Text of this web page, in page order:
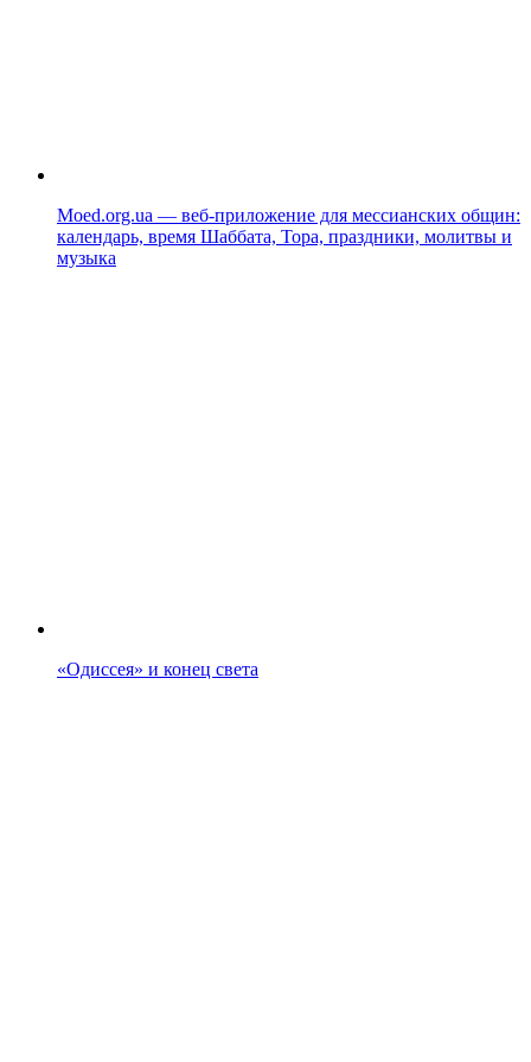
Moed.org.ua — веб-приложение для мессианских общин:
календарь, время Шаббата, Тора, праздники, молитвы и
музыка
«Одиссея» и конец света